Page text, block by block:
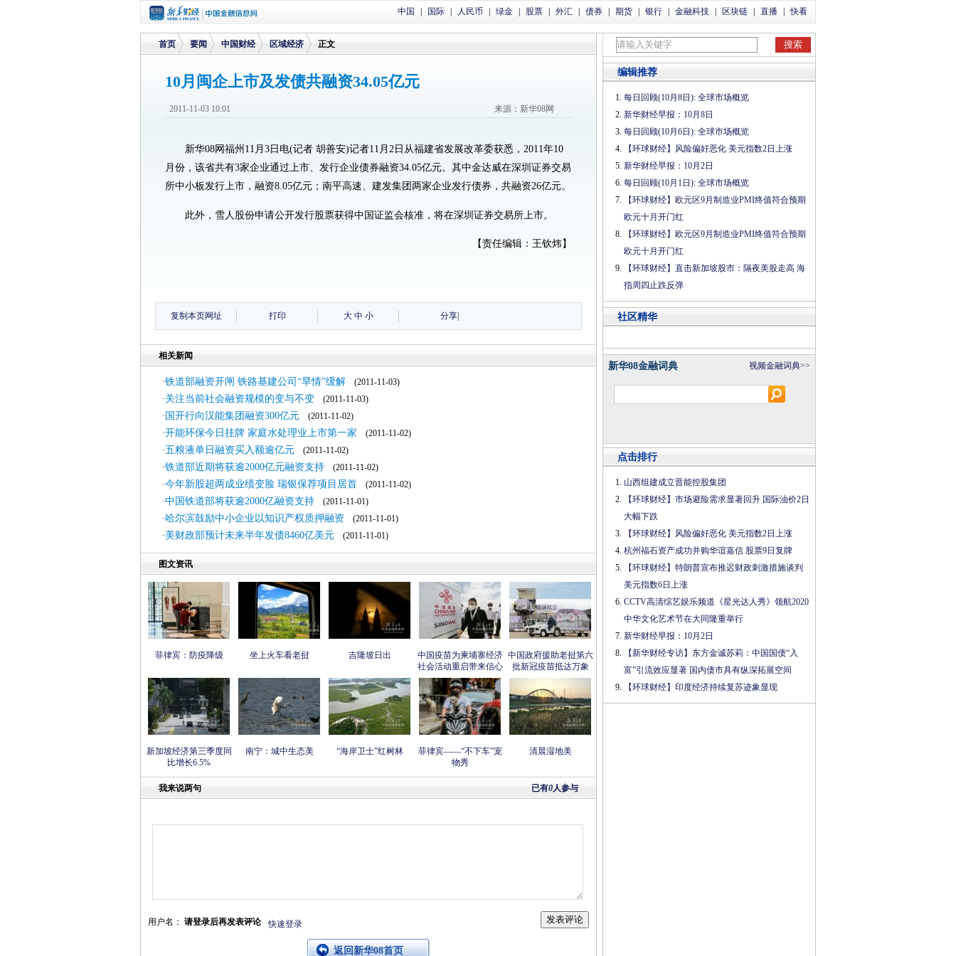
中国 国际 人民币 绿金 股票 外汇 债券 期货 银行 金融科技 区块链 直播 快看
首页
>
要闻
>
中国财经 区域经济 正文
10月闽企上市及发债共融资34.05亿元
来源：新华08网
2011-11-03 10:01
新华08网福州11月3日电(记者 胡善安)记者11月2日从福建省发展改革委获悉，2011年10
月份，该省共有3家企业通过上市、发行企业债券融资34.05亿元。其中金达威在深圳证券交易
所中小板发行上市，融资8.05亿元；南平高速、建发集团两家企业发行债券，共融资26亿元。
此外，雪人股份申请公开发行股票获得中国证监会核准，将在深圳证券交易所上市。
【责任编辑：王钦炜】
复制本页网址 打印 大 中 小 分享
相关新闻
·铁道部融资开闸 铁路基建公司“旱情”缓解 (2011-11-03)
·关注当前社会融资规模的变与不变 (2011-11-03)
· 国开行向汉能集团融资300亿元 (2011-11-02)
·开能环保今日挂牌 家庭水处理业上市第一家 (2011-11-02)
·五粮液单日融资买入额逾亿元 (2011-11-02)
·铁道部近期将获逾2000亿元融资支持 (2011-11-02)
·今年新股超两成业绩变脸 瑞银保荐项目居首 (2011-11-02)
·中国铁道部将获逾2000亿融资支持 (2011-11-01)
·哈尔滨鼓励中小企业以知识产权质押融资 (2011-11-01)
·美财政部预计未来半年发债8460亿美元 (2011-11-01)
图文资讯
菲律宾：防疫降级 坐上火车看老挝 吉隆坡日出
中国疫苗为柬埔寨经济
社会活动重启带来信心
中国政府援助老挝第六
批新冠疫苗抵达万象
新加坡经济第三季度同
比增长6.5%
南宁：城中生态美 “海岸卫士”红树林
菲律宾——“不下车”宠
物秀
清晨湿地美
已有0人参与
我来说两句
用户名： 请登录后再发表评论 快速登录
返回新华08首页
编辑推荐
每日回顾(10月8日): 全球市场概览
新华财经早报：10月8日
每日回顾(10月6日): 全球市场概览
【环球财经】风险偏好恶化 美元指数2日上涨
新华财经早报：10月2日
每日回顾(10月1日): 全球市场概览
【环球财经】欧元区9月制造业PMI终值符合预期
欧元十月开门红
【环球财经】欧元区9月制造业PMI终值符合预期
欧元十月开门红
【环球财经】直击新加坡股市：隔夜美股走高 海
指周四止跌反弹
社区精华
新华08金融词典 视频金融词典>>
点击排行
山西组建成立晋能控股集团
【环球财经】市场避险需求显著回升 国际油价2日
大幅下跌
【环球财经】风险偏好恶化 美元指数2日上涨
杭州福石资产成功并购华谊嘉信 股票9日复牌
【环球财经】特朗普宣布推迟财政刺激措施谈判
美元指数6日上涨
CCTV高清综艺娱乐频道《星光达人秀》领航2020
中华文化艺术节在大同隆重举行
新华财经早报：10月2日
【新华财经专访】东方金诚苏莉：中国国债“入
富”引流效应显著 国内债市具有纵深拓展空间
【环球财经】印度经济持续复苏迹象显现